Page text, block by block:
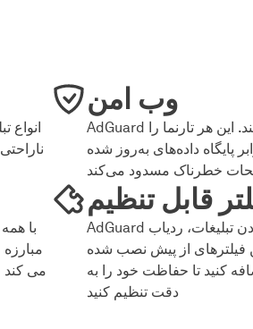
وب امن
AdGuard شما را از طعمه‌گذاری و بدافزارها محافظت می‌کند. این هر تارنما را
پایگاه داده‌های به‌روز شده
خطرناک مسدود می‌کند
می کند
قابل تنظیم
AdGuard طیف گسترده ای از فیلترها را برای مسدود کردن تبلیغات، ردیاب
فیلترهای از پیش نصب شده
کنید تا حفاظت خود را به
دقت تنظیم کنید